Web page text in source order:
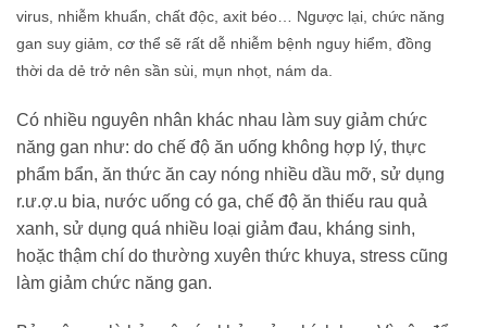
virus, nhiễm khuẩn, chất độc, axit béo… Ngược lại, chức năng
gan suy giảm, cơ thể sẽ rất dễ nhiễm bệnh nguy hiểm, đồng
thời da dẻ trở nên sần sùi, mụn nhọt, nám da.
Có nhiều nguyên nhân khác nhau làm suy giảm chức
năng gan như: do chế độ ăn uống không hợp lý, thực
phẩm bẩn, ăn thức ăn cay nóng nhiều dầu mỡ, sử dụng
r.ư.ợ.u bia, nước uống có ga, chế độ ăn thiếu rau quả
xanh, sử dụng quá nhiều loại giảm đau, kháng sinh,
hoặc thậm chí do thường xuyên thức khuya, stress cũng
làm giảm chức năng gan.